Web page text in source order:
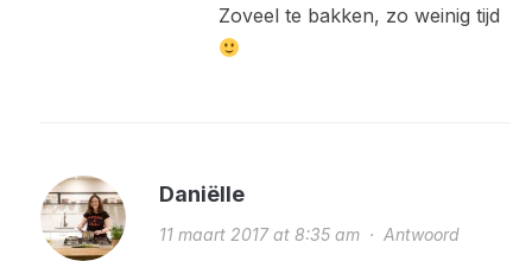
Zoveel te bakken, zo weinig tijd
Daniëlle
11 maart 2017 at 8:35 am· Antwoord